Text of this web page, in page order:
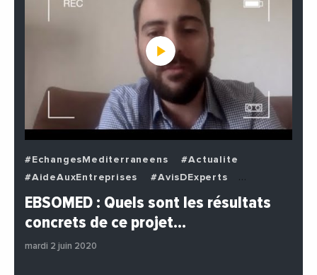
#EchangesMediterraneens
#Actualite
#AideAuxEntreprises
#AvisDExperts
#BuzzNews
#Decideurs
#Entreprises
#Institutions
EBSOMED : Quels sont les résultats
concrets de ce projet…
mardi 2 juin 2020